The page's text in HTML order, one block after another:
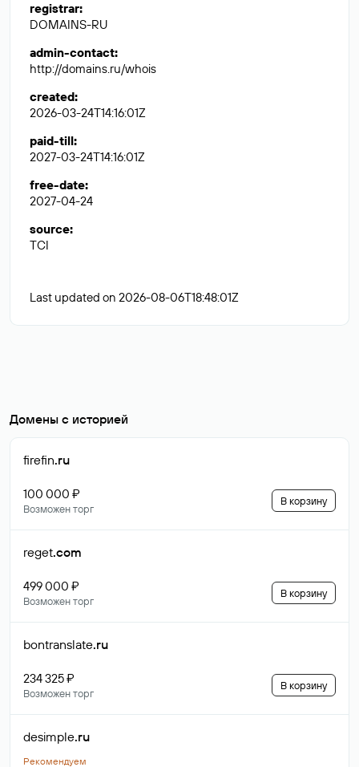
registrar:
DOMAINS-RU
admin-contact:
http://domains.ru/whois
created:
2026-03-24T14:16:01Z
paid-till:
2027-03-24T14:16:01Z
free-date:
2027-04-24
source:
TCI
Last updated on 2026-08-06T18:48:01Z
Домены с историей
firefin.ru
100 000 ₽
Возможен торг
В корзину
reget.com
499 000 ₽
Возможен торг
В корзину
bontranslate.ru
234 325 ₽
Возможен торг
В корзину
desimple.ru
Рекомендуем